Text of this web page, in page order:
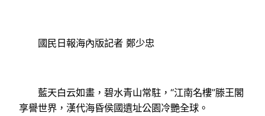
國民日報海內版記者 鄭少忠
藍天白云如畫，碧水青山常駐，“江南名樓”滕王閣
享譽世界，漢代海昏侯國遺址公園冷艷全球。